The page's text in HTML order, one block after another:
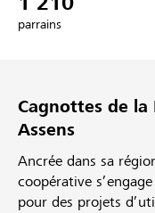
parrains
Cagnottes de la
Assens
Ancrée dans sa
coopérative
pour des projets